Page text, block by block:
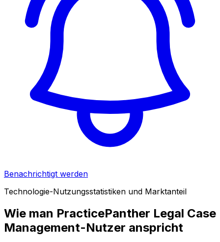
Benachrichtigt werden
Technologie-Nutzungsstatistiken und Marktanteil
Wie man PracticePanther Legal Case
Management-Nutzer anspricht